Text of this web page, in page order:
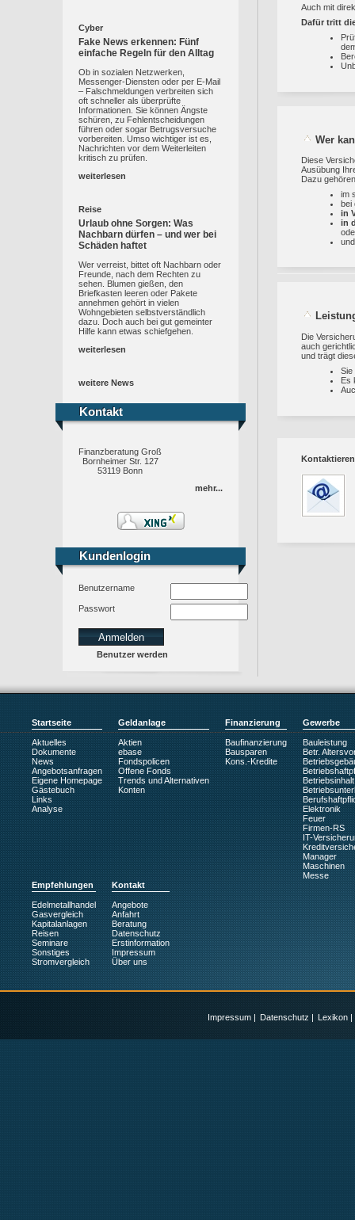
Cyber
Fake News erkennen: Fünf
einfache Regeln für den Alltag
Ob in sozialen Netzwerken,
Messenger-Diensten oder per E-Mail
– Falschmeldungen verbreiten sich
oft schneller als überprüfte
Informationen. Sie können Ängste
schüren, zu Fehlentscheidungen
führen oder sogar Betrugsversuche
vorbereiten. Umso wichtiger ist es,
Nachrichten vor dem Weiterleiten
kritisch zu prüfen.
weiterlesen
Reise
Urlaub ohne Sorgen: Was
Nachbarn dürfen – und wer bei
Schäden haftet
Wer verreist, bittet oft Nachbarn oder
Freunde, nach dem Rechten zu
sehen. Blumen gießen, den
Briefkasten leeren oder Pakete
annehmen gehört in vielen
Wohngebieten selbstverständlich
dazu. Doch auch bei gut gemeinter
Hilfe kann etwas schiefgehen.
weiterlesen
weitere News
Kontakt
Kontakt
Finanzberatung Groß
Bornheimer Str. 127
53119 Bonn
mehr...
Kundenlogin
Kundenlogin
Benutzername
Passwort
Benutzer werden
Auch mit
Dafür tritt
Wer
Diese
Ausübung
Dazu
im
in
in
Die
auch
und trägt
Sie
Es
Startseite
Aktuelles
Dokumente
News
Angebotsanfragen
Eigene Homepage
Gästebuch
Links
Analyse
Geldanlage
Aktien
ebase
Fondspolicen
Offene Fonds
Trends und Alternativen
Konten
Finanzierung
Baufinanzierung
Bausparen
Kons.-Kredite
Gewerbe
Bauleistung
Betr.
Betriebsinhalt
Elektronik
Feuer
Firmen-RS
IT-
Manager
Maschinen
Messe
Empfehlungen
Edelmetallhandel
Gasvergleich
Kapitalanlagen
Reisen
Seminare
Sonstiges
Stromvergleich
Kontakt
Angebote
Anfahrt
Beratung
Datenschutz
Erstinformation
Impressum
Über uns
Impressum | Datenschutz | Lexikon |